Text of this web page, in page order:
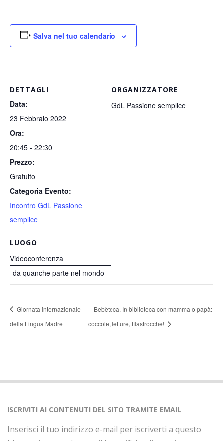
Salva nel tuo calendario
DETTAGLI
Data:
23 Febbraio 2022
Ora:
20:45 - 22:30
Prezzo:
Gratuito
Categoria Evento:
Incontro GdL Passione
semplice
LUOGO
Videoconferenza
da quanche parte nel mondo
ORGANIZZATORE
GdL Passione semplice
Giornata internazionale
della Lingua Madre
Bebèteca. In biblioteca con mamma o papà:
coccole, letture, filastrocche!
ISCRIVITI AI CONTENUTI DEL SITO TRAMITE EMAIL
Inserisci il tuo indirizzo e-mail per iscriverti a questo